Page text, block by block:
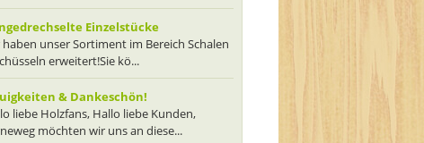
Einzelstücke
haben unser Sortiment im Bereich Schalen
erweitert!Sie kö...
& Dankeschön!
liebe Holzfans, Hallo liebe Kunden,
möchten wir uns an diese...